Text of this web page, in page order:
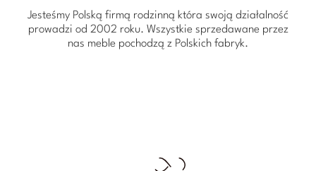
Jesteśmy Polską firmą rodzinną która swoją działalność
prowadzi od 2002 roku. Wszystkie sprzedawane przez
nas meble pochodzą z Polskich fabryk.